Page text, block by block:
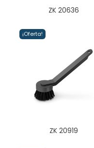
ZK 20636
¡Oferta!
ZK 20919